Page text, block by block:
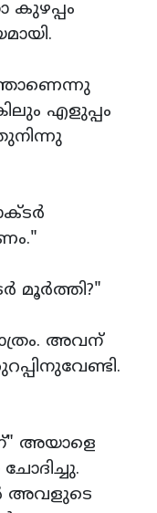
കുഴപ്പം
എളുപ്പം
മൂര്‍ത്തി?"
അവന്
അയാളെ
അവളുടെ